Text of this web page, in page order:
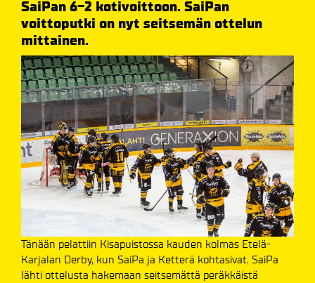
SaiPan 6-2 kotivoittoon. SaiPan
voittoputki on nyt seitsemän ottelun
mittainen.
Tänään pelattiin Kisapuistossa kauden kolmas Etelä-
Karjalan Derby, kun SaiPa ja Ketterä kohtasivat. SaiPa
lähti ottelusta hakemaan seitsemättä peräkkäistä